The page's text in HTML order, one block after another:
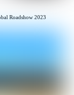
Roadshow 2023